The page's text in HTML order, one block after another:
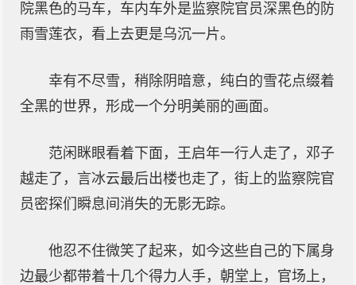
院黑色的马车，车内车外是监察院官员深黑色的防
雨雪莲衣，看上去更是乌沉一片。
幸有不尽雪，稍除阴暗意，纯白的雪花点缀着
全黑的世界，形成一个分明美丽的画面。
范闲眯眼看着下面，王启年一行人走了，邓子
越走了，言冰云最后出楼也走了，街上的监察院官
员密探们瞬息间消失的无影无踪。
他忍不住微笑了起来，如今这些自己的下属身
边最少都带着十几个得力人手，朝堂上，官场上，